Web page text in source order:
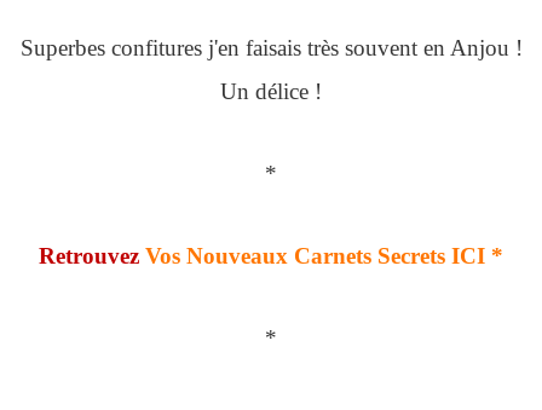
Superbes confitures j'en faisais très souvent en Anjou !
Un délice !
*
Retrouvez Vos Nouveaux Carnets Secrets ICI *
*